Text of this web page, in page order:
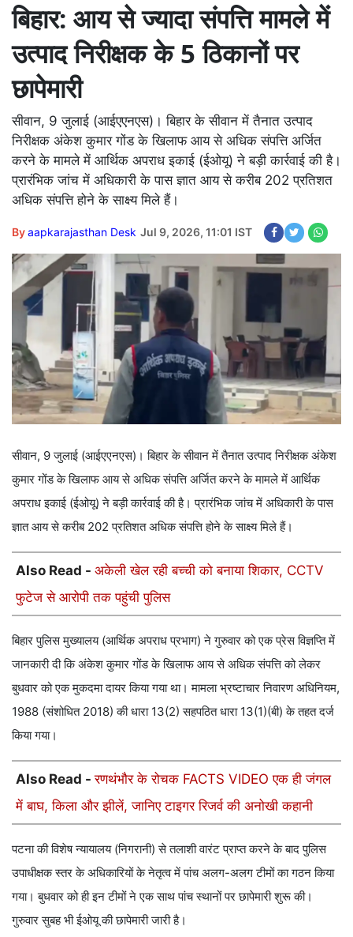
बिहार: आय से ज्यादा संपत्ति मामले में
उत्पाद निरीक्षक के 5 ठिकानों पर
छापेमारी
सीवान, 9 जुलाई (आईएएनएस)। बिहार के सीवान में तैनात उत्पाद
निरीक्षक अंकेश कुमार गोंड के खिलाफ आय से अधिक संपत्ति अर्जित
करने के मामले में आर्थिक अपराध इकाई (ईओयू) ने बड़ी कार्रवाई की है।
प्रारंभिक जांच में अधिकारी के पास ज्ञात आय से करीब 202 प्रतिशत
अधिक संपत्ति होने के साक्ष्य मिले हैं।
Byaapkarajasthan Desk Jul 9, 2026, 11:01 IST
सीवान, 9 जुलाई (आईएएनएस)। बिहार के सीवान में तैनात उत्पाद निरीक्षक अंकेश
कुमार गोंड के खिलाफ आय से अधिक संपत्ति अर्जित करने के मामले में आर्थिक
अपराध इकाई (ईओयू) ने बड़ी कार्रवाई की है। प्रारंभिक जांच में अधिकारी के पास
ज्ञात आय से करीब 202 प्रतिशत अधिक संपत्ति होने के साक्ष्य मिले हैं।
Also Read - अकेली खेल रही बच्ची को बनाया शिकार, CCTV
फुटेज से आरोपी तक पहुंची पुलिस
बिहार पुलिस मुख्यालय (आर्थिक अपराध प्रभाग) ने गुरुवार को एक प्रेस विज्ञप्ति में
जानकारी दी कि अंकेश कुमार गोंड के खिलाफ आय से अधिक संपत्ति को लेकर
बुधवार को एक मुकदमा दायर किया गया था। मामला भ्रष्टाचार निवारण अधिनियम,
1988 (संशोधित 2018) की धारा 13(2) सहपठित धारा 13(1)(बी) के तहत दर्ज
किया गया।
Also Read -रणथंभौर के रोचक FACTS VIDEO एक ही जंगल
में बाघ, किला और झीलें, जानिए टाइगर रिजर्व की अनोखी कहानी
पटना की विशेष न्यायालय (निगरानी) से तलाशी वारंट प्राप्त करने के बाद पुलिस
उपाधीक्षक स्तर के अधिकारियों के नेतृत्व में पांच अलग-अलग टीमों का गठन किया
गया। बुधवार को ही इन टीमों ने एक साथ पांच स्थानों पर छापेमारी शुरू की।
गुरुवार सुबह भी ईओयू की छापेमारी जारी है।